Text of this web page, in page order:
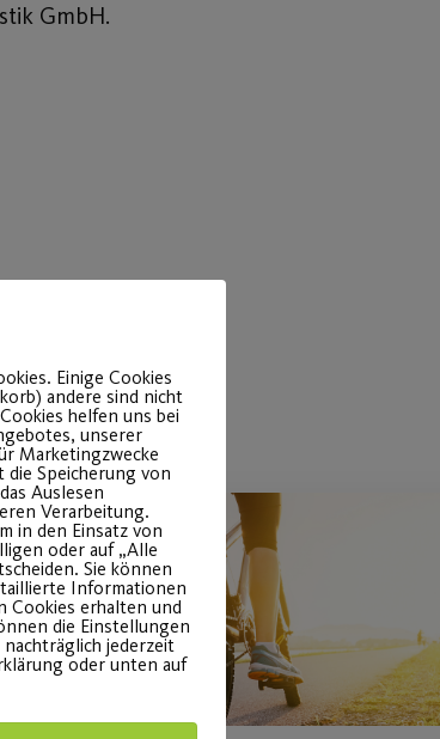
GmbH.
10
März
Einige Cookies
andere sind nicht
helfen uns bei
unserer
Marketingzwecke
Speicherung von
Auslesen
Verarbeitung.
in den Einsatz von
oder auf „Alle
Sie können
Informationen
Cookies erhalten und
die Einstellungen
jederzeit
oder unten auf